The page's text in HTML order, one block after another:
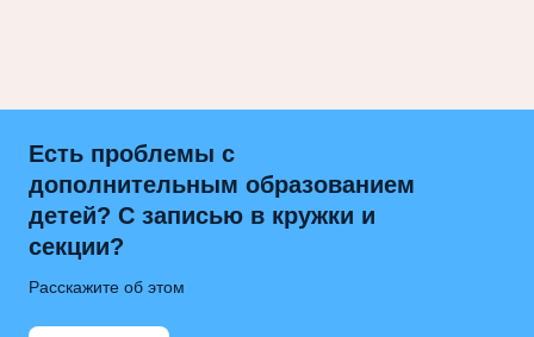
Есть проблемы с
дополнительным образованием
детей? С записью в кружки и
секции?
Расскажите об этом